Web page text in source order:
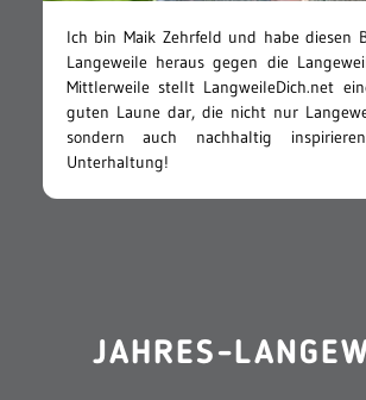
Ich bin Maik Zehrfeld und habe diesen
Langeweile heraus gegen die
Mittlerweile stellt LangweileDich.net
guten Laune dar, die nicht nur
sondern auch nachhaltig
Unterhaltung!
JAHRES-